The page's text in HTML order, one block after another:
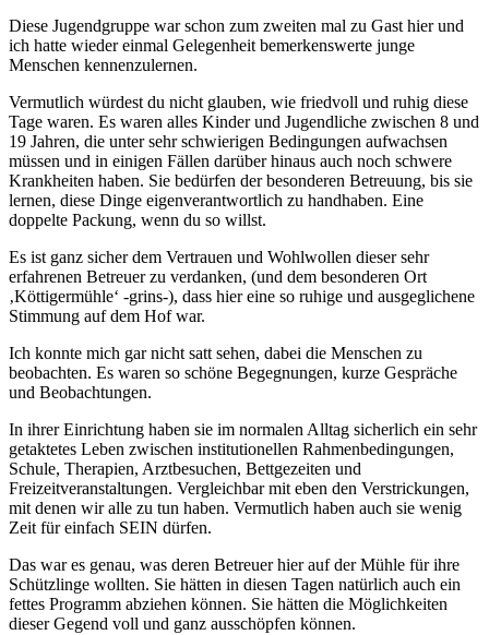
Diese Jugendgruppe war schon zum zweiten mal zu Gast hier und
ich hatte wieder einmal Gelegenheit bemerkenswerte junge
Menschen kennenzulernen.
Vermutlich würdest du nicht glauben, wie friedvoll und ruhig diese
Tage waren. Es waren alles Kinder und Jugendliche zwischen 8 und
19 Jahren, die unter sehr schwierigen Bedingungen aufwachsen
müssen und in einigen Fällen darüber hinaus auch noch schwere
Krankheiten haben. Sie bedürfen der besonderen Betreuung, bis sie
lernen, diese Dinge eigenverantwortlich zu handhaben. Eine
doppelte Packung, wenn du so willst.
Es ist ganz sicher dem Vertrauen und Wohlwollen dieser sehr
erfahrenen Betreuer zu verdanken, (und dem besonderen Ort
‚Köttigermühle‘ -grins-), dass hier eine so ruhige und ausgeglichene
Stimmung auf dem Hof war.
Ich konnte mich gar nicht satt sehen, dabei die Menschen zu
beobachten. Es waren so schöne Begegnungen, kurze Gespräche
und Beobachtungen.
In ihrer Einrichtung haben sie im normalen Alltag sicherlich ein sehr
getaktetes Leben zwischen institutionellen Rahmenbedingungen,
Schule, Therapien, Arztbesuchen, Bettgezeiten und
Freizeitveranstaltungen. Vergleichbar mit eben den Verstrickungen,
mit denen wir alle zu tun haben. Vermutlich haben auch sie wenig
Zeit für einfach SEIN dürfen.
Das war es genau, was deren Betreuer hier auf der Mühle für ihre
Schützlinge wollten. Sie hätten in diesen Tagen natürlich auch ein
fettes Programm abziehen können. Sie hätten die Möglichkeiten
dieser Gegend voll und ganz ausschöpfen können.